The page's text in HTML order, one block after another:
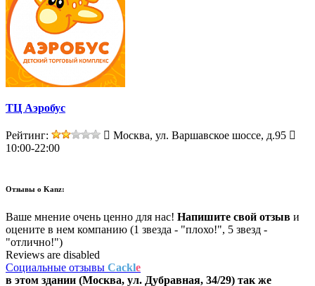
ТЦ Аэробус
Рейтинг:
Москва, ул. Варшавское шоссе, д.95
10:00-22:00
Отзывы о Kanz:
Ваше мнение очень ценно для нас! Напишите свой отзыв и
оцените в нем компанию (1 звезда - "плохо!", 5 звезд -
"отлично!")
Reviews are disabled
Социальные отзывы Cackle
в этом здании (Москва, ул. Дубравная, 34/29) так же